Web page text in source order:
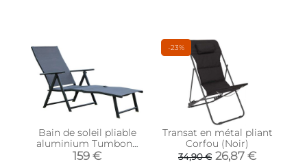
Bain de soleil pliable
aluminium Tumbona
Cama
159 €
-23%
Transat en métal pliant
Corfou (Noir)
34,90 € 26,87 €